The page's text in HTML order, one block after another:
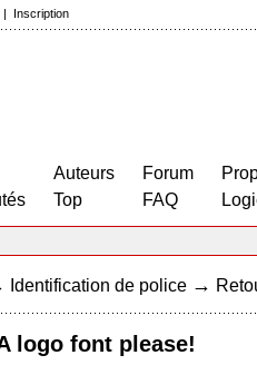
| Inscription
Auteurs
Top
Forum
FAQ
Identification de police →
logo font please!